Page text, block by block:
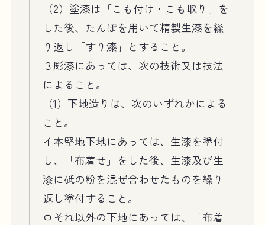
（2）塗漆は「こも付け・こも取り」を
した後、たんぽを用いて精製生漆を繰
り返し「すり漆」とすること。
３彫漆にあっては、次の技術又は技法
によること。
（1）下地造りは、次のいずれかによる
こと。
イ本堅地下地にあっては、生漆を塗付
し、「布着せ」をした後、生漆及び生
漆に砥の粉を混ぜ合わせたものを繰り
返し塗付すること。
ロそれ以外の下地にあっては、「布着